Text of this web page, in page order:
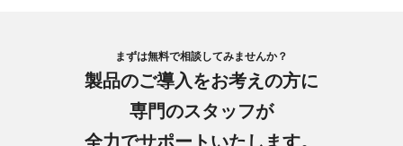
まずは無料で相談してみませんか？
製品のご導入をお考えの方に
専門のスタッフが
全力でサポートいたします。